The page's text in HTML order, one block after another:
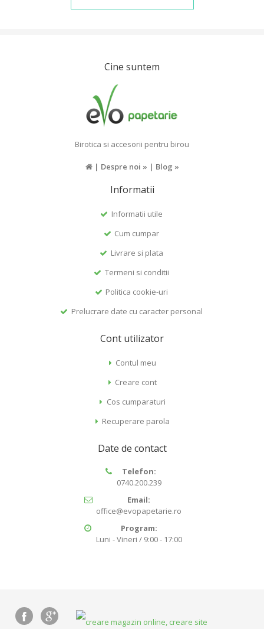
Cine suntem
Birotica si accesorii pentru birou
| Despre noi » | Blog »
Informatii
Informatii utile
Cum cumpar
Livrare si plata
Termeni si conditii
Politica cookie-uri
Prelucrare date cu caracter personal
Cont utilizator
Contul meu
Creare cont
Cos cumparaturi
Recuperare parola
Date de contact
Telefon:
0740.200.239
Email:
office@evopapetarie.ro
Program:
Luni - Vineri / 9:00 - 17:00